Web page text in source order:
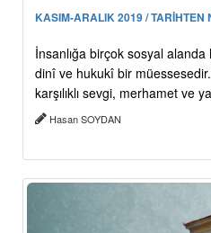
KASIM-ARALIK 2019 / TARİHTEN
İnsanlığa birçok sosyal
dinî ve hukukî bir
karşılıklı sevgi, merhamet ve
Hasan SOYDAN